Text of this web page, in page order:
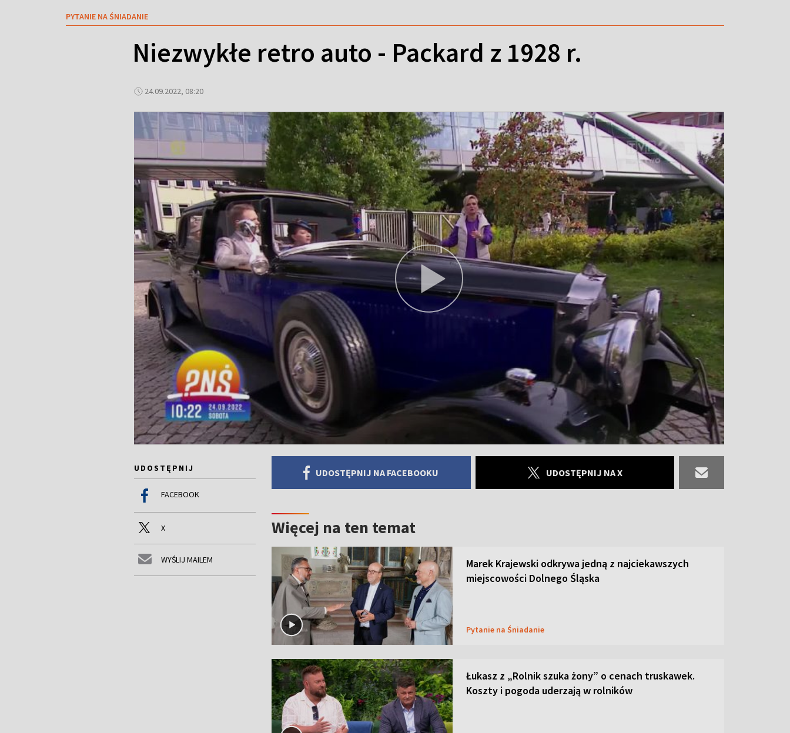
PYTANIE NA ŚNIADANIE
Niezwykłe retro auto - Packard z 1928 r.
24.09.2022, 08:20
UDOSTĘPNIJ
FACEBOOK
X
WYŚLIJ MAILEM
UDOSTĘPNIJ NA FACEBOOKU UDOSTĘPNIJ NA X
Więcej na ten temat
Marek Krajewski odkrywa jedną z najciekawszych
miejscowości Dolnego Śląska
Pytanie na Śniadanie
Łukasz z „Rolnik szuka żony” o cenach truskawek.
Koszty i pogoda uderzają w rolników